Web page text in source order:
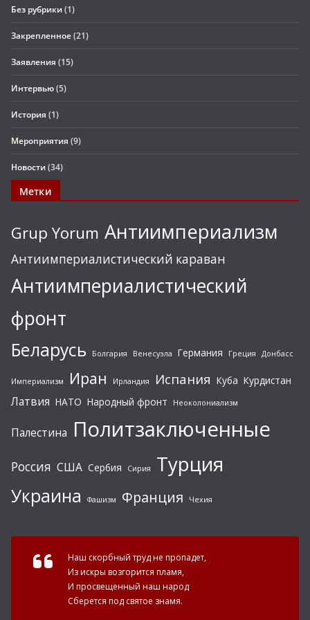
Без рубрики(1)
Закрепленное(21)
Заявления (15)
Интервью(5)
История (1)
Мероприятия (9)
Новости(34)
Метки
Grup Yorum Антиимпериализм
Антиимпериалистический караван
Антиимпериалистический
фронт
Беларусь Болгария Венесуэла Германия Греция Донбасс
Империализм Иран Ирландия Испания Куба Курдистан
Латвия НАТО Народный фронт Неоколониализм
Палестина Политзаключенные
Россия США Сербия Сирия Турция
Украина Фашизм Франция Чехия
Наш скорбный труд не пропадет,
Из искры возгорится пламя,
И просвещенный наш народ
Сберется под святое знамя.